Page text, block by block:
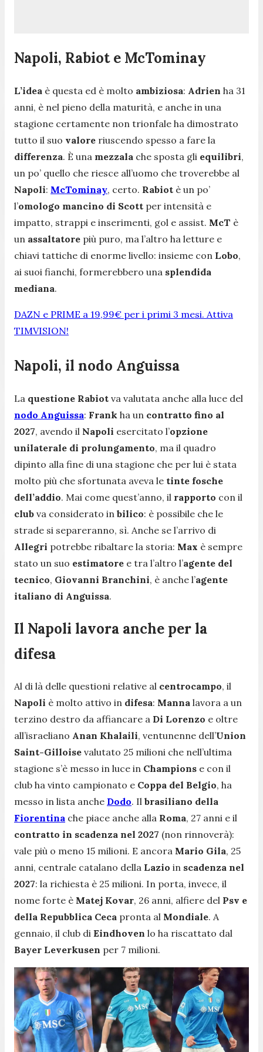
Napoli, Rabiot e McTominay
L’idea è questa ed è molto ambiziosa: Adrien ha 31
anni, è nel pieno della maturità, e anche in una
stagione certamente non trionfale ha dimostrato
tutto il suo valore riuscendo spesso a fare la
differenza. È una mezzala che sposta gli equilibri,
un po’ quello che riesce all’uomo che troverebbe al
Napoli: McTominay, certo. Rabiot è un po’
l’omologo mancino di Scott per intensità e
impatto, strappi e inserimenti, gol e assist. McT è
un assaltatore più puro, ma l’altro ha letture e
chiavi tattiche di enorme livello: insieme con Lobo,
ai suoi fianchi, formerebbero una splendida
mediana.
DAZN e PRIME a 19,99€ per i primi 3 mesi. Attiva
TIMVISION!
Napoli, il nodo Anguissa
La questione Rabiot va valutata anche alla luce del
nodo Anguissa: Frank ha un contratto fino al
2027, avendo il Napoli esercitato l’opzione
unilaterale di prolungamento, ma il quadro
dipinto alla fine di una stagione che per lui è stata
molto più che sfortunata aveva le tinte fosche
dell’addio. Mai come quest’anno, il rapporto con il
club va considerato in bilico: è possibile che le
strade si separeranno, sì. Anche se l’arrivo di
Allegri potrebbe ribaltare la storia: Max è sempre
stato un suo estimatore e tra l’altro l’agente del
tecnico, Giovanni Branchini, è anche l’agente
italiano di Anguissa.
Il Napoli lavora anche per la
difesa
Al di là delle questioni relative al centrocampo, il
Napoli è molto attivo in difesa: Manna lavora a un
terzino destro da affiancare a Di Lorenzo e oltre
all’israeliano Anan Khalaili, ventunenne dell’Union
Saint-Gilloise valutato 25 milioni che nell’ultima
stagione s’è messo in luce in Champions e con il
club ha vinto campionato e Coppa del Belgio, ha
messo in lista anche Dodo. Il brasiliano della
Fiorentina che piace anche alla Roma, 27 anni e il
contratto in scadenza nel 2027 (non rinnoverà):
vale più o meno 15 milioni. E ancora Mario Gila, 25
anni, centrale catalano della Lazio in scadenza nel
2027: la richiesta è 25 milioni. In porta, invece, il
nome forte è Matej Kovar, 26 anni, alfiere del Psv e
della Repubblica Ceca pronta al Mondiale. A
gennaio, il club di Eindhoven lo ha riscattato dal
Bayer Leverkusen per 7 milioni.